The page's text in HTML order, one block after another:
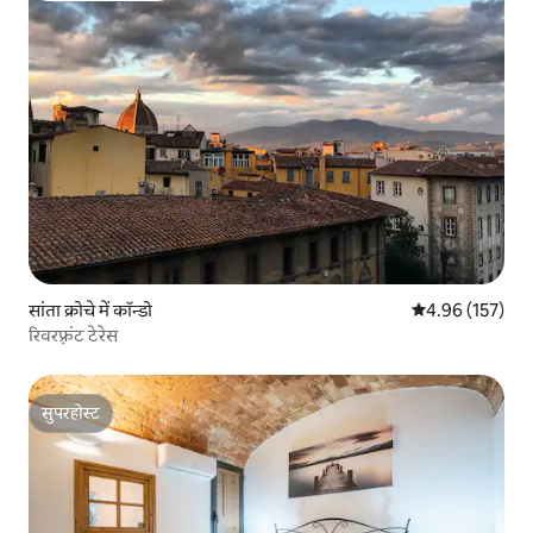
सांता क्रोचे में कॉन्डो औसत रेटिंग 5 में से
4.96 (157)
रिवरफ़्रंट टेरेस
सुपरहोस्ट
सुपरहोस्ट